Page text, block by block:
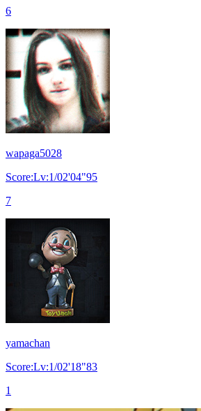
6
wapaga5028
Score:Lv:1/02'04"95
7
yamachan
Score:Lv:1/02'18"83
1